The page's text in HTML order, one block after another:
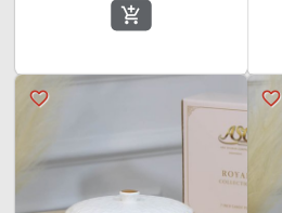
add_shopping_cart
favorite_border
favorite_border